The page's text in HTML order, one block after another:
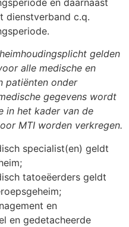
dienstverband c.q.
gelden
alle medische en
patiënten onder
gegevens wordt
in het kader van de
MTI worden verkregen.
specialist(en) geldt
tatoeëerders geldt
en
en gedetacheerde